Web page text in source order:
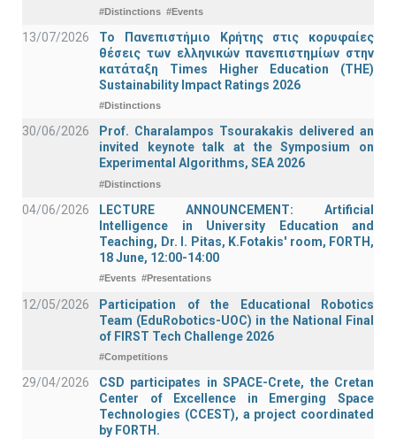
#Distinctions #Events
13/07/2026
Το Πανεπιστήμιο Κρήτης στις κορυφαίες
θέσεις των ελληνικών πανεπιστημίων στην
κατάταξη Times Higher Education (ΤΗΕ)
Sustainability Impact Ratings 2026
#Distinctions
30/06/2026
Prof. Charalampos Tsourakakis delivered an
invited keynote talk at the Symposium on
Experimental Algorithms, SEA 2026
#Distinctions
04/06/2026
LECTURE ANNOUNCEMENT: Artificial
Intelligence in University Education and
Teaching, Dr. I. Pitas, K.Fotakis' room, FORTH,
18 June, 12:00-14:00
#Events #Presentations
12/05/2026
Participation of the Educational Robotics
Team (EduRobotics-UOC) in the National Final
of FIRST Tech Challenge 2026
#Competitions
29/04/2026
CSD participates in SPACE-Crete, the Cretan
Center of Excellence in Emerging Space
Technologies (CCEST), a project coordinated
by FORTH.